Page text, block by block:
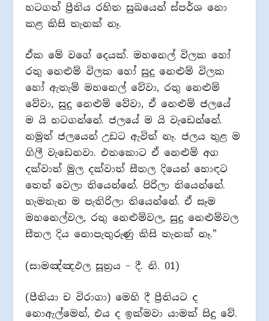
හටගත් ප්‍රීතිය රහිත සුඛයෙන් ස්පර්ශ නො
කළ කිසි තැනක් නෑ.
ඒක මේ වගේ දෙයක්. මහනෙල් විලක හෝ
රතු නෙළුම් විලක හෝ සුදු නෙළුම් විලක
හෝ ඇතැම් මහනෙල් වේවා, රතු නෙළුම්
වේවා, සුදු නෙළුම් වේවා, ඒ නෙළුම් ජලයේ
ම යි හටගන්නේ. ජලයේ ම යි වැඩෙන්නේ.
නමුත් ජලයෙන් උඩට ඇවිත් නෑ. ජලය තුළ ම
ගිලී වැඩෙනවා. එතකොට ඒ නෙළුම් අග
දක්වාත් මුල දක්වාත් සීතල දියෙන් හොඳට
තෙත් වෙලා තියෙන්නේ. පිරිලා තියෙන්නේ.
හැමතැන ම පැතිරිලා තියෙන්නේ. ඒ සෑම
මහනෙල්වල, රතු නෙළුම්වල, සුදු නෙළුම්වල
සීතල දිය නොපැතුරුණු කිසි තැනක් නෑ.”
(සාමඤ්ඤඵල සූත්‍රය – දී. නි. 01)
(පීතියා ච විරාගා) මෙහි දී ප්‍රීතියට ද
නොඇල්මෙන්, එය ද ඉක්මවා යාමක් සිදු වේ.